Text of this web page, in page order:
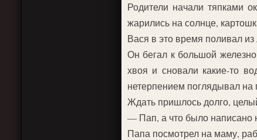
Родители начали тяпками
жарились на солнце,
Вася в это время поливал из
Он бегал к большой
хвоя и сновали какие-то
нетерпением поглядывал на
Ждать пришлось долго,
— Пап, а что было написано
Папа посмотрел на маму,